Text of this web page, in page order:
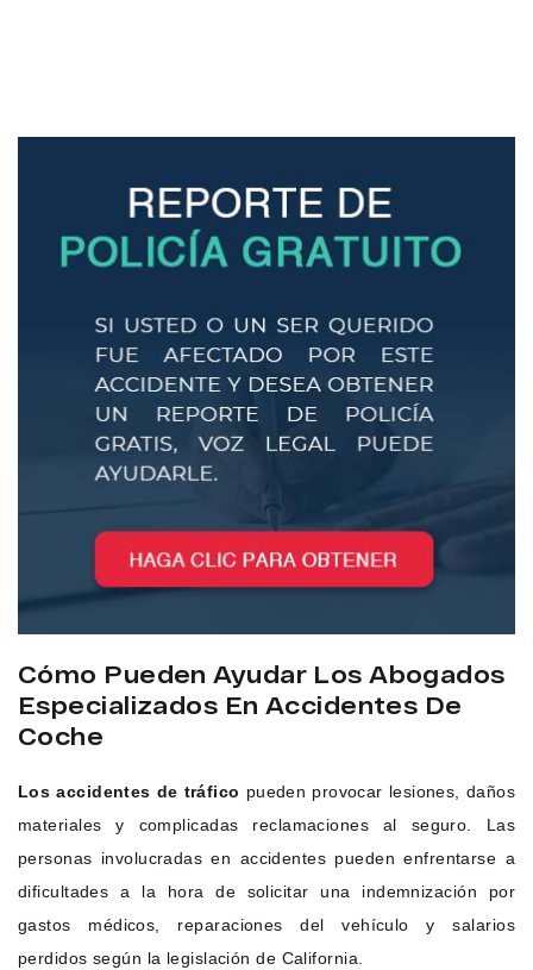
Cómo Pueden Ayudar Los Abogados
Especializados En Accidentes De
Coche
Los accidentes de tráfico pueden provocar lesiones, daños
materiales y complicadas reclamaciones al seguro. Las
personas involucradas en accidentes pueden enfrentarse a
dificultades a la hora de solicitar una indemnización por
gastos médicos, reparaciones del vehículo y salarios
perdidos según la legislación de California.